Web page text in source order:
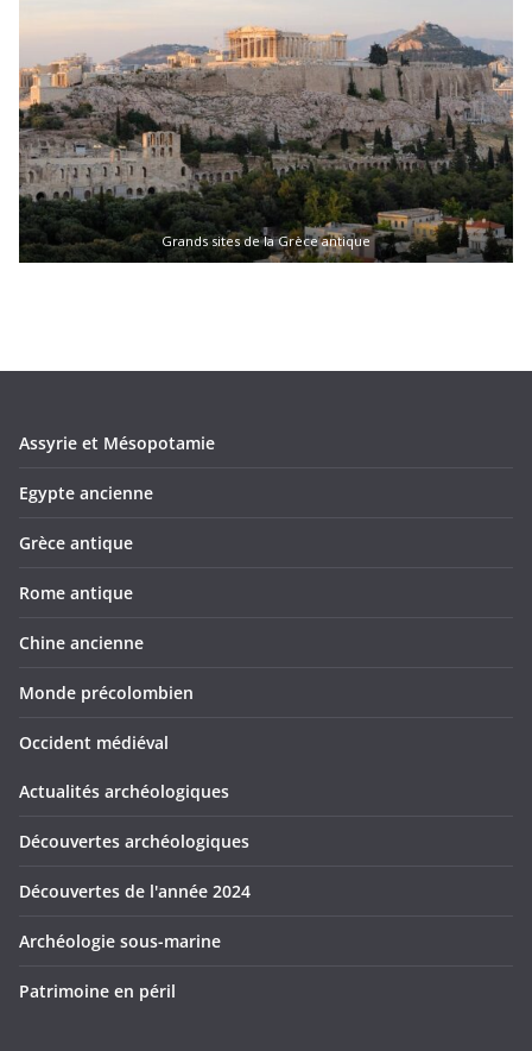
Grands sites de la Grèce antique
Assyrie et Mésopotamie
Egypte ancienne
Grèce antique
Rome antique
Chine ancienne
Monde précolombien
Occident médiéval
Actualités archéologiques
Découvertes archéologiques
Découvertes de l'année 2024
Archéologie sous-marine
Patrimoine en péril